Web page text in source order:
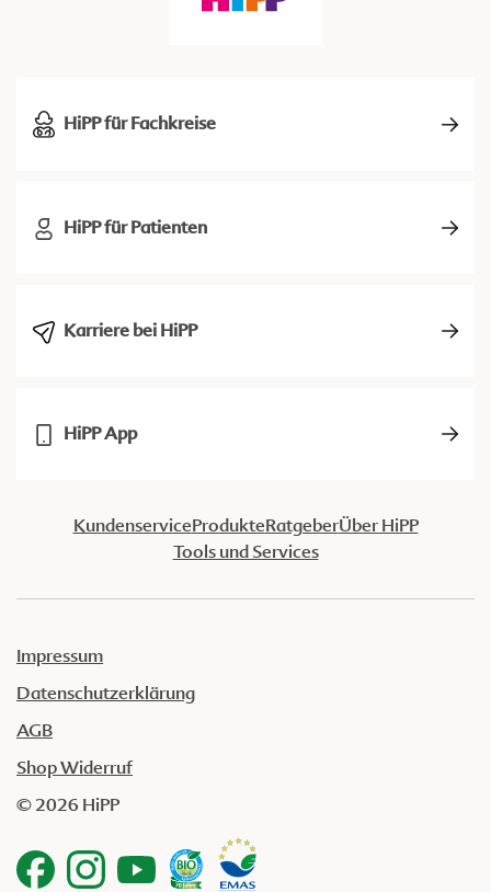
HiPP für Fachkreise
HiPP für Patienten
Karriere bei HiPP
HiPP App
KundenserviceProdukteRatgeberÜber HiPP
Tools und Services
Impressum
Datenschutzerklärung
AGB
Shop Widerruf
© 2026 HiPP